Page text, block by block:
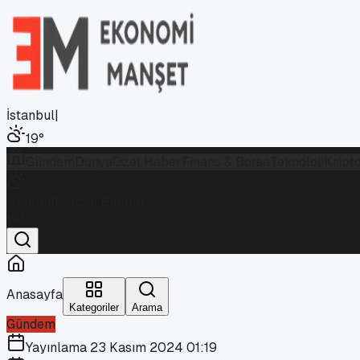
İstanbul|
19°
Anasayfa
Kategoriler Arama
Gündem
Yayınlama 23 Kasım 2024 01:19